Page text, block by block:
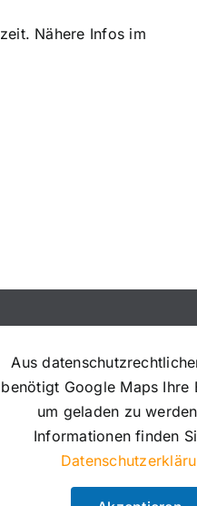
Nähere Infos im
Aus
benötigt Google Maps Ihre
um geladen zu
Informationen finden